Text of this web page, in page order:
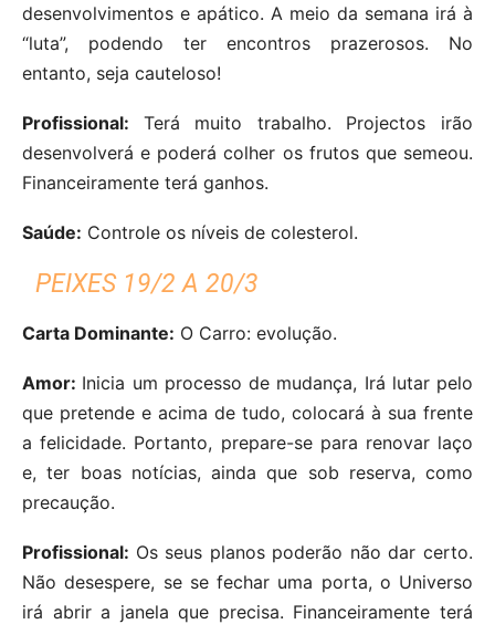
desenvolvimentos e apático. A meio da semana irá à
“luta”, podendo ter encontros prazerosos. No
entanto, seja cauteloso!
Profissional: Terá muito trabalho. Projectos irão
desenvolverá e poderá colher os frutos que semeou.
Financeiramente terá ganhos.
Saúde: Controle os níveis de colesterol.
PEIXES 19/2 A 20/3
Carta Dominante: O Carro: evolução.
Amor: Inicia um processo de mudança, Irá lutar pelo
que pretende e acima de tudo, colocará à sua frente
a felicidade. Portanto, prepare-se para renovar laço
e, ter boas notícias, ainda que sob reserva, como
precaução.
Profissional: Os seus planos poderão não dar certo.
Não desespere, se se fechar uma porta, o Universo
irá abrir a janela que precisa. Financeiramente terá